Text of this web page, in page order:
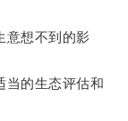
想不到的影
的生态评估和